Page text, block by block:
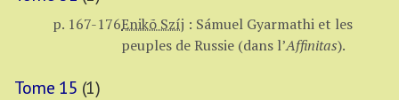
p. 167-176Enikõ Szíj : Sámuel Gyarmathi et les
peuples de Russie (dans l’Affinitas).
Tome 15 (1)